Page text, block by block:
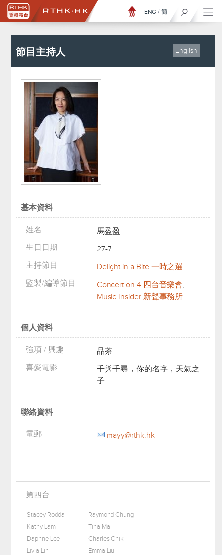
ENG / 簡
節目主持人 English
基本資料
姓名
馬盈盈
生日日期
27-7
主持節目
Delight in a Bite 一時之選
監製/編導節目
Concert on 4 四台音樂會,
Music Insider 新聲事務所
個人資料
強項 / 興趣
品茶
喜愛電影
千與千尋，你的名字，天氣之
子
聯絡資料
電郵 mayy@rthk.hk
第四台
Stacey Rodda
Raymond Chung
Kathy Lam
Tina Ma
Daphne Lee
Charles Chik
Livia Lin
Emma Liu